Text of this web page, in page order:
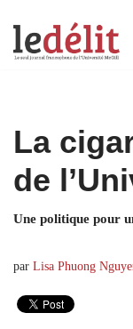
Aller
La
de
Une politique pour
par Lisa Phuong